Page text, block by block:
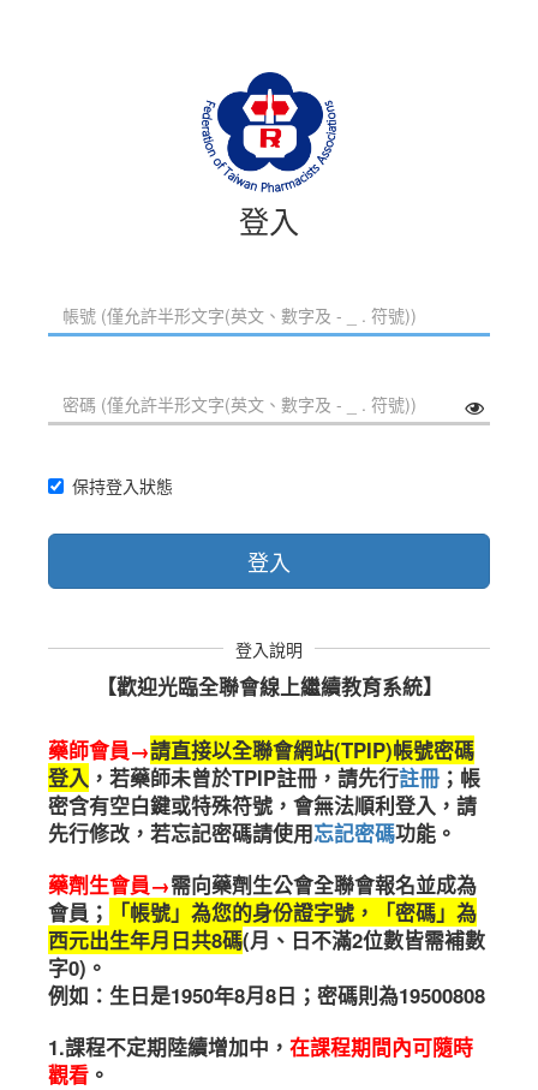
登入
保持登入狀態
登入
登入說明
【歡迎光臨全聯會線上繼續教育系統】
藥師會員→請直接以全聯會網站(TPIP)帳號密碼
登入 ， 若藥師未曾於TPIP註冊，請先行註冊 ；帳
密含有空白鍵或特殊符號，會無法順利登入，請
先行修改，若忘記密碼請使用忘記密碼功能。
藥劑生會員→需向藥劑生公會全聯會報名並成為
會員；
「帳號」為您的身份證字號，「密碼」為
西元出生年月日共8碼(月、日不滿2位數皆需補數
字0)。
例如：生日是1950年8月8日；密碼則為19500808
1.課程不定期陸續增加中 ， 在課程期間內可隨時
觀看 。